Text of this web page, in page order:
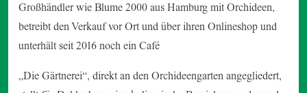
Großhändler wie Blume 2000 aus Hamburg mit Orchideen,
betreibt den Verkauf vor Ort und über ihren Onlineshop und
unterhält seit 2016 noch ein Café
„Die Gärtnerei“, direkt an den Orchideengarten angegliedert,